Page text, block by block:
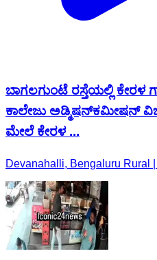
ಬಾಗಲಗುಂಟೆ ರಸ್ತೆಯಲ್ಲಿ ಕೇರಳ
ಕಾಲೇಜು ಅಡ್ಮಿಷನ್​​ಕಮೀಷನ್
ಮೇಲೆ ಕೇರಳ ...
Devanahalli, Bengaluru Rural